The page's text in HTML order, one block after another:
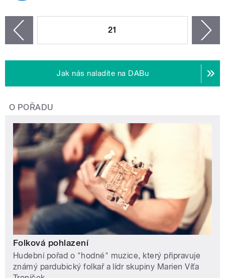
21
Jak nás naladíte na DABu
O POŘADU
Folková pohlazení
Hudební pořad o "hodné" muzice, který připravuje
známý pardubický folkař a lídr skupiny Marien Víťa